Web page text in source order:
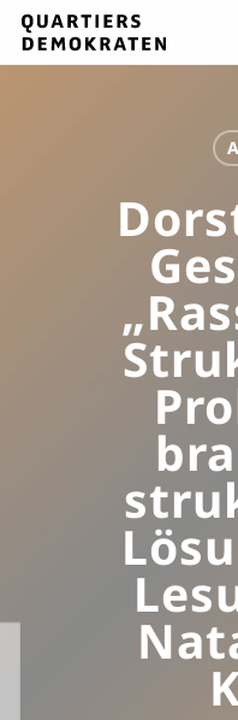
Skip
main